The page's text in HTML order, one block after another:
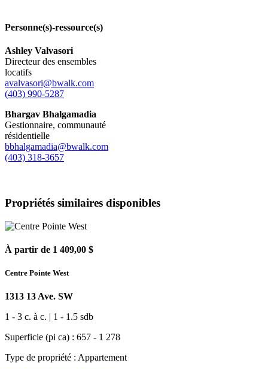
Personne(s)-ressource(s)
Ashley Valvasori
Directeur des ensembles
locatifs
avalvasori@bwalk.com
(403) 990-5287
Bhargav Bhalgamadia
Gestionnaire, communauté
résidentielle
bbhalgamadia@bwalk.com
(403) 318-3657
Propriétés similaires disponibles
À partir de 1 409,00 $
Centre Pointe West
1313 13 Ave. SW
1 - 3 c. à c. | 1 - 1.5 sdb
Superficie (pi ca) : 657 - 1 278
Type de propriété : Appartement